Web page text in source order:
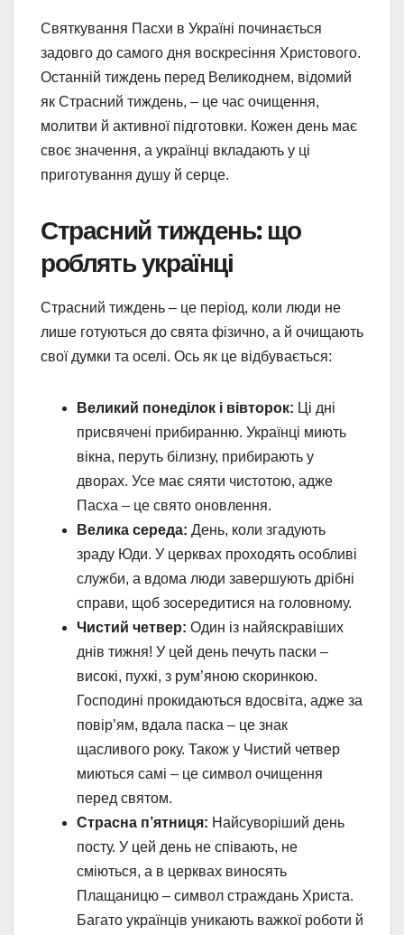
Святкування Пасхи в Україні починається
задовго до самого дня воскресіння Христового.
Останній тиждень перед Великоднем, відомий
як Страсний тиждень, – це час очищення,
молитви й активної підготовки. Кожен день має
своє значення, а українці вкладають у ці
приготування душу й серце.
Страсний тиждень: що
роблять українці
Страсний тиждень – це період, коли люди не
лише готуються до свята фізично, а й очищають
свої думки та оселі. Ось як це відбувається:
Великий понеділок і вівторок: Ці дні
присвячені прибиранню. Українці миють
вікна, перуть білизну, прибирають у
дворах. Усе має сяяти чистотою, адже
Пасха – це свято оновлення.
Велика середа: День, коли згадують
зраду Юди. У церквах проходять особливі
служби, а вдома люди завершують дрібні
справи, щоб зосередитися на головному.
Чистий четвер: Один із найяскравіших
днів тижня! У цей день печуть паски –
високі, пухкі, з рум’яною скоринкою.
Господині прокидаються вдосвіта, адже за
повір’ям, вдала паска – це знак
щасливого року. Також у Чистий четвер
миються самі – це символ очищення
перед святом.
Страсна п’ятниця: Найсуворіший день
посту. У цей день не співають, не
сміються, а в церквах виносять
Плащаницю – символ страждань Христа.
Багато українців уникають важкої роботи й